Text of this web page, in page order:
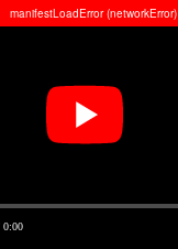
0:00
manifestLoadError (networkError)